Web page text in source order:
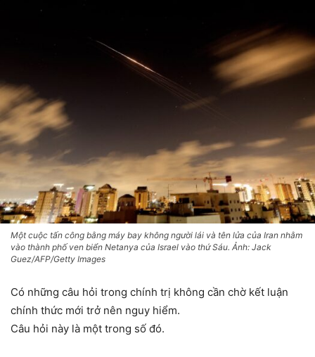
Một cuộc tấn công bằng máy bay không người lái và tên lửa của Iran nhằm
vào thành phố ven biển Netanya của Israel vào thứ Sáu. Ảnh: Jack
Guez/AFP/Getty Images
Có những câu hỏi trong chính trị không cần chờ kết luận
chính thức mới trở nên nguy hiểm.
Câu hỏi này là một trong số đó.